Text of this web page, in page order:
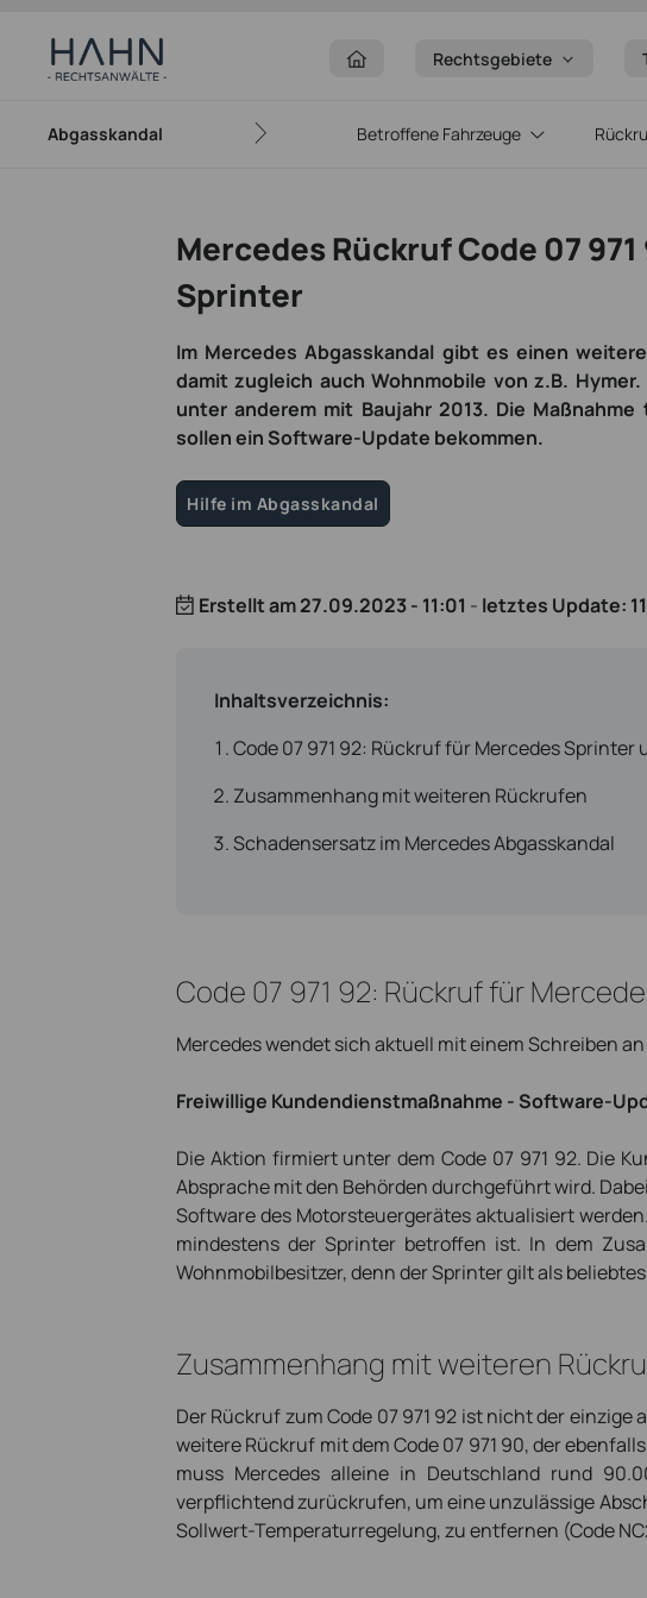
Rechtsgebiete
Abgasskandal Betroffene Fahrzeuge
Mercedes Rückruf Code 07
Sprinter
Im Mercedes Abgasskandal gibt es einen
damit zugleich auch Wohnmobile von z.B.
unter anderem mit Baujahr 2013. Die
sollen ein Software-Update bekommen.
Hilfe im Abgasskandal
Erstellt am27.09.2023 - 11:01 - letztes Update:
Inhaltsverzeichnis:
Code 07 971 92: Rückruf für Mercedes Sprinter
Zusammenhang mit weiteren Rückrufen
Schadensersatz im Mercedes Abgasskandal
Code 07 971 92: Rückruf für
Mercedes wendet sich aktuell mit einem Schreiben
Freiwillige Kundendienstmaßnahme - Software-
Die Aktion firmiert unter dem Code 07 971 92. Die
Absprache mit den Behörden durchgeführt wird.
Software des Motorsteuergerätes aktualisiert
mindestens der Sprinter betroffen ist. In dem
Wohnmobilbesitzer, denn der Sprinter gilt als
Zusammenhang mit weiteren
Der Rückruf zum Code 07 971 92 ist nicht der
weitere Rückruf mit dem Code 07 971 90, der
muss Mercedes alleine in Deutschland rund
verpflichtend zurückrufen, um eine unzulässige
Sollwert-Temperaturregelung, zu entfernen (Code